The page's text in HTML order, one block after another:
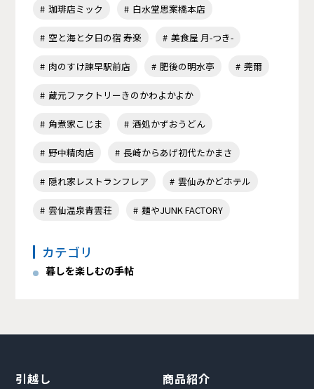
珈琲店ミック 白水堂思案橋本店
空と海と夕日の宿 寿楽 美食屋 月-つき-
肉のすけ諫早駅前店 肥後の明水亭 莞爾
蔵元ファクトリーきのかわよかよか
角煮家こじま 酒処かずおうどん
野中精肉店 長崎からあげ初代たかまさ
隠れ家レストランフレア 雲仙みかどホテル
雲仙温泉青雲荘 麺やJUNK FACTORY
カテゴリ
暮しを楽しむの手帖
引越し 商品紹介